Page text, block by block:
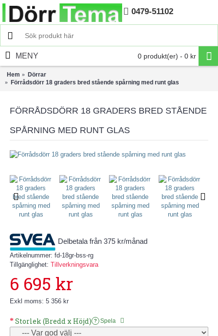
Hem 0479-51102
0 produkt(er) - 0 kr
MENY
Hem
Dörrar
Förrådsdörr 18 graders bred stående spårning med runt glas
FÖRRÅDSDÖRR 18 GRADERS BRED STÅENDE
SPÅRNING MED RUNT GLAS
Delbetala från 375 kr/månad
Artikelnummer: fd-18gr-bss-rg
Tillgänglighet: Tillverkningsvara
6 695 kr
Exkl moms: 5 356 kr
Storlek (Bredd x Höjd) ? Spela